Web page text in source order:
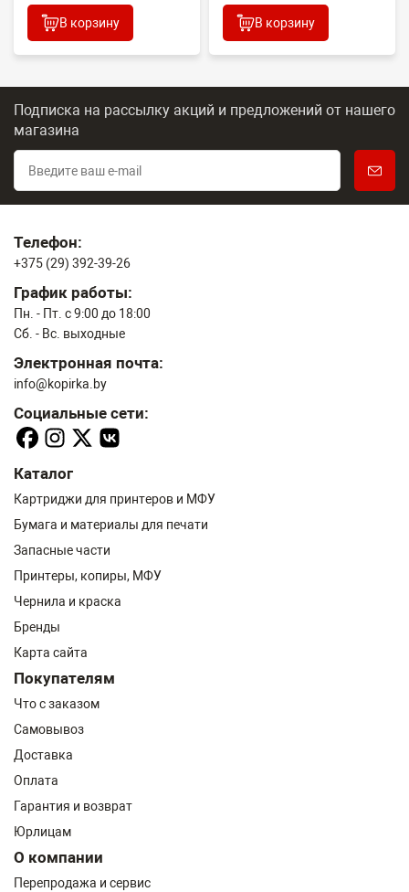
В корзину В корзину
Подписка на рассылку акций и предложений от нашего
магазина
Телефон:
+375 (29) 392-39-26
График работы:
Пн. - Пт. с 9:00 до 18:00
Сб. - Вс. выходные
Электронная почта:
info@kopirka.by
Социальные сети:
Каталог
Картриджи для принтеров и МФУ
Бумага и материалы для печати
Запасные части
Принтеры, копиры, МФУ
Чернила и краска
Бренды
Карта сайта
Покупателям
Что с заказом
Самовывоз
Доставка
Оплата
Гарантия и возврат
Юрлицам
О компании
Перепродажа и сервис